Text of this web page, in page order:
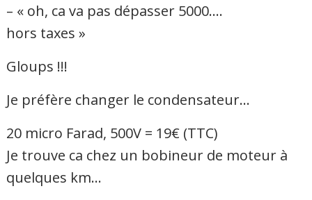
– « oh, ca va pas dépasser 5000….
hors taxes »
Gloups !!!
Je préfère changer le condensateur…
20 micro Farad, 500V = 19€ (TTC)
Je trouve ca chez un bobineur de moteur à
quelques km…